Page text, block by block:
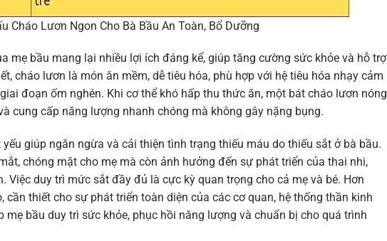
Cháo Lươn Ngon Cho Bà Bầu An Toàn, Bổ Dưỡng
mẹ bầu mang lại nhiều lợi ích đáng kể, giúp tăng cường sức khỏe và hỗ trợ
cháo lươn là món ăn mềm, dễ tiêu hóa, phù hợp với hệ tiêu hóa nhạy cảm
đoạn ốm nghén. Khi cơ thể khó hấp thu thức ăn, một bát cháo lươn nóng
cung cấp năng lượng nhanh chóng mà không gây nặng bụng.
giúp ngăn ngừa và cải thiện tình trạng thiếu máu do thiếu sắt ở bà bầu.
chóng mặt cho mẹ mà còn ảnh hưởng đến sự phát triển của thai nhi,
Việc duy trì mức sắt đầy đủ là cực kỳ quan trọng cho cả mẹ và bé. Hơn
cần thiết cho sự phát triển toàn diện của các cơ quan, hệ thống thần kinh
mẹ bầu duy trì sức khỏe, phục hồi năng lượng và chuẩn bị cho quá trình